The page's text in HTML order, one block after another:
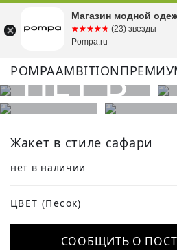
POMPAAMBITION
КУПИТЬ ОБРАЗ
Жакет в стиле сафари
нет в наличии
ЦВЕТ (Песок)
СООБЩИТЬ О
Магазин модной
☆☆☆☆☆
★★★★★ (23) звезды
Pompa.ru